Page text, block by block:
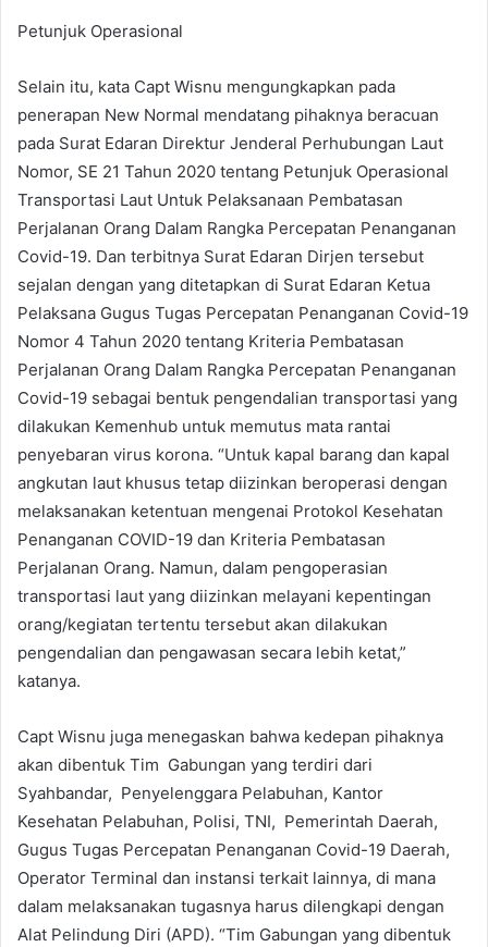
Petunjuk Operasional
Selain itu, kata Capt Wisnu mengungkapkan pada
penerapan New Normal mendatang pihaknya beracuan
pada Surat Edaran Direktur Jenderal Perhubungan Laut
Nomor, SE 21 Tahun 2020 tentang Petunjuk Operasional
Transportasi Laut Untuk Pelaksanaan Pembatasan
Perjalanan Orang Dalam Rangka Percepatan Penanganan
Covid-19. Dan terbitnya Surat Edaran Dirjen tersebut
sejalan dengan yang ditetapkan di Surat Edaran Ketua
Pelaksana Gugus Tugas Percepatan Penanganan Covid-19
Nomor 4 Tahun 2020 tentang Kriteria Pembatasan
Perjalanan Orang Dalam Rangka Percepatan Penanganan
Covid-19 sebagai bentuk pengendalian transportasi yang
dilakukan Kemenhub untuk memutus mata rantai
penyebaran virus korona. “Untuk kapal barang dan kapal
angkutan laut khusus tetap diizinkan beroperasi dengan
melaksanakan ketentuan mengenai Protokol Kesehatan
Penanganan COVID-19 dan Kriteria Pembatasan
Perjalanan Orang. Namun, dalam pengoperasian
transportasi laut yang diizinkan melayani kepentingan
orang/kegiatan tertentu tersebut akan dilakukan
pengendalian dan pengawasan secara lebih ketat,”
katanya.
Capt Wisnu juga menegaskan bahwa kedepan pihaknya
akan dibentuk Tim Gabungan yang terdiri dari
Syahbandar, Penyelenggara Pelabuhan, Kantor
Kesehatan Pelabuhan, Polisi, TNI, Pemerintah Daerah,
Gugus Tugas Percepatan Penanganan Covid-19 Daerah,
Operator Terminal dan instansi terkait lainnya, di mana
dalam melaksanakan tugasnya harus dilengkapi dengan
Alat Pelindung Diri (APD). “Tim Gabungan yang dibentuk